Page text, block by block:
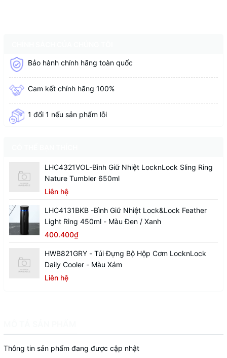
Bảo hành chính hãng toàn quốc
Cam kết chính hãng 100%
1 đổi 1 nếu sản phẩm lỗi
LHC4321VOL-Bình Giữ Nhiệt LocknLock Sling Ring
Nature Tumbler 650ml
Liên hệ
LHC4131BKB -Bình Giữ Nhiệt Lock&Lock Feather
Light Ring 450ml - Màu Đen / Xanh
400.400₫
HWB821GRY - Túi Đựng Bộ Hộp Cơm LocknLock
Daily Cooler - Màu Xám
Liên hệ
Thông tin sản phẩm đang được cập nhật